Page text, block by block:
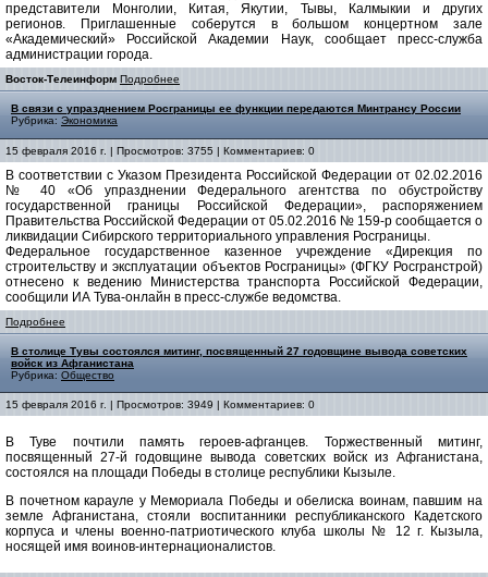
представители Монголии, Китая, Якутии, Тывы, Калмыкии и других
регионов. Приглашенные соберутся в большом концертном зале
«Академический» Российской Академии Наук, сообщает пресс-служба
администрации города.
Восток-Телеинформ Подробнее
В связи с упразднением Росграницы ее функции передаются Минтрансу России
Рубрика: Экономика
15 февраля 2016 г. | Просмотров: 3755 | Комментариев: 0
В соответствии с Указом Президента Российской Федерации от 02.02.2016
№ 40 «Об упразднении Федерального агентства по обустройству
государственной границы Российской Федерации», распоряжением
Правительства Российской Федерации от 05.02.2016 № 159-р сообщается о
ликвидации Сибирского территориального управления Росграницы.
Федеральное государственное казенное учреждение «Дирекция по
строительству и эксплуатации объектов Росграницы» (ФГКУ Росгранстрой)
отнесено к ведению Министерства транспорта Российской Федерации,
сообщили ИА Тува-онлайн в пресс-службе ведомства.
Подробнее
В столице Тувы состоялся митинг, посвященный 27 годовщине вывода советских
войск из Афганистана
Рубрика: Общество
15 февраля 2016 г. | Просмотров: 3949 | Комментариев: 0
В Туве почтили память героев-афганцев. Торжественный митинг,
посвященный 27-й годовщине вывода советских войск из Афганистана,
состоялся на площади Победы в столице республики Кызыле.
В почетном карауле у Мемориала Победы и обелиска воинам, павшим на
земле Афганистана, стояли воспитанники республиканского Кадетского
корпуса и члены военно-патриотического клуба школы № 12 г. Кызыла,
носящей имя воинов-интернационалистов.